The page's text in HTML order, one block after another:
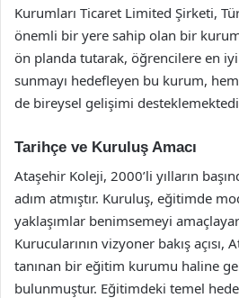
Kurumları Ticaret Limited Şirketi,
önemli bir yere sahip olan bir
ön planda tutarak, öğrencilere en
sunmayı hedefleyen bu kurum,
de bireysel gelişimi
Tarihçe ve Kuruluş Amacı
Ataşehir Koleji, 2000’li yılların
adım atmıştır. Kuruluş, eğitimde
yaklaşımlar benimsemeyi
Kurucularının vizyoner bakış açısı,
tanınan bir eğitim kurumu haline
bulunmuştur. Eğitimdeki temel